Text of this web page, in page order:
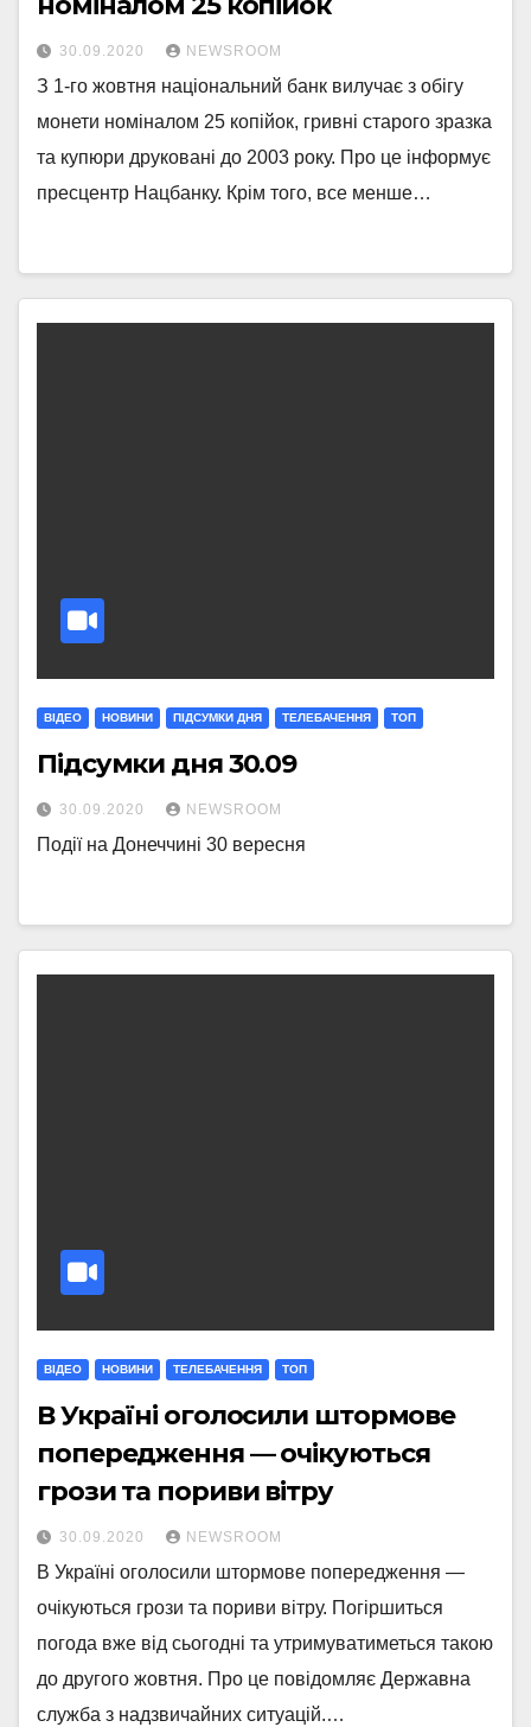
30.09.2020 NEWSROOM
З 1-го жовтня національний банк вилучає з обігу
монети номіналом 25 копійок, гривні старого зразка
та купюри друковані до 2003 року. Про це інформує
пресцентр Нацбанку. Крім того, все менше…
ВІДЕО НОВИНИ ПІДСУМКИ ДНЯ ТЕЛЕБАЧЕННЯ ТОП
Підсумки дня 30.09
30.09.2020 NEWSROOM
Події на Донеччині 30 вересня
ВІДЕО НОВИНИ ТЕЛЕБАЧЕННЯ ТОП
В Україні оголосили штормове
попередження — очікуються
грози та пориви вітру
30.09.2020 NEWSROOM
В Україні оголосили штормове попередження —
очікуються грози та пориви вітру. Погіршиться
погода вже від сьогодні та утримуватиметься такою
до другого жовтня. Про це повідомляє Державна
служба з надзвичайних ситуацій.…